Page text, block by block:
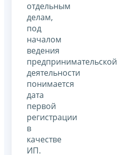
отдельным
делам,
под
началом
ведения
предпринимательской
деятельности
понимается
дата
первой
регистрации
в
качестве
ИП.